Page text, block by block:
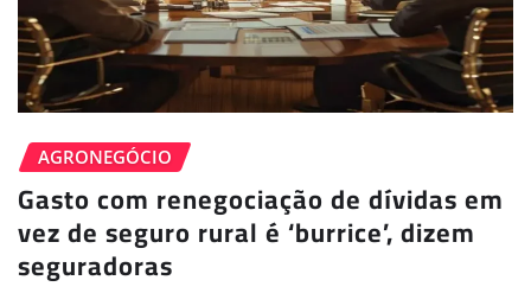
AGRONEGÓCIO
Gasto com renegociação de dívidas em
vez de seguro rural é ‘burrice’, dizem
seguradoras